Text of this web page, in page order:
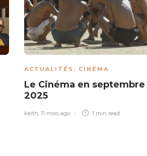
ACTUALITÉS , CINÉMA
Le Cinéma en septembre
2025
keith 11 mois ago 1 min read